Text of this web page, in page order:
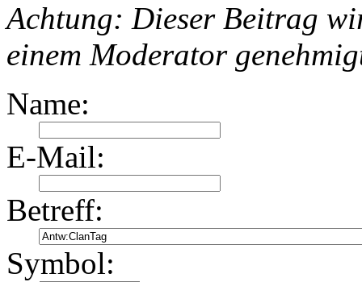
Achtung: Dieser Beitrag
einem Moderator
Name:
E-Mail:
Betreff:
Symbol: